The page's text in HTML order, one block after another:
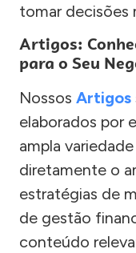
tomar decisões
Artigos:
para o Seu
Nossos Artigos
elaborados por
ampla
diretamente o
estratégias de
de gestão
conteúdo